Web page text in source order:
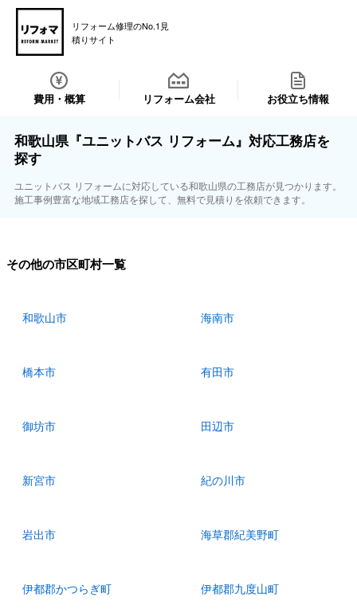
リフォーム修理のNo.1見
積りサイト
費用・概算 リフォーム会社 お役立ち情報
和歌山県『ユニットバス リフォーム』対応工務店を
探す
ユニットバス リフォームに対応している和歌山県の工務店が見つかります。
施工事例豊富な地域工務店を探して、無料で見積りを依頼できます。
その他の市区町村一覧
和歌山市 海南市
橋本市 有田市
御坊市 田辺市
新宮市 紀の川市
岩出市 海草郡紀美野町
伊都郡かつらぎ町 伊都郡九度山町